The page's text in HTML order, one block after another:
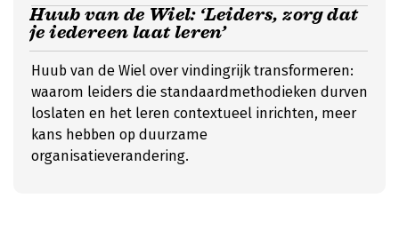
Huub van de Wiel: ‘Leiders, zorg dat
je iedereen laat leren’
Huub van de Wiel over vindingrijk transformeren:
waarom leiders die standaardmethodieken durven
loslaten en het leren contextueel inrichten, meer
kans hebben op duurzame
organisatieverandering.